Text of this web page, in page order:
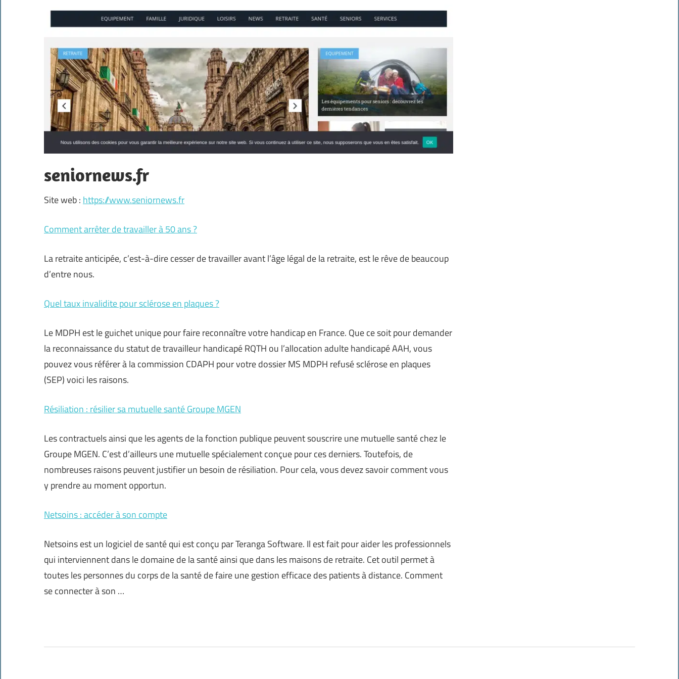
seniornews.fr
Site web :https://www.seniornews.fr
Comment arrêter de travailler à 50 ans ?
La retraite anticipée, c’est-à-dire cesser de travailler avant l’âge légal de la retraite, est le rêve de beaucoup
d’entre nous.
Quel taux invalidite pour sclérose en plaques ?
Le MDPH est le guichet unique pour faire reconnaître votre handicap en France. Que ce soit pour demander
la reconnaissance du statut de travailleur handicapé RQTH ou l’allocation adulte handicapé AAH, vous
pouvez vous référer à la commission CDAPH pour votre dossier MS MDPH refusé sclérose en plaques
(SEP) voici les raisons.
Résiliation : résilier sa mutuelle santé Groupe MGEN
Les contractuels ainsi que les agents de la fonction publique peuvent souscrire une mutuelle santé chez le
Groupe MGEN. C’est d’ailleurs une mutuelle spécialement conçue pour ces derniers. Toutefois, de
nombreuses raisons peuvent justifier un besoin de résiliation. Pour cela, vous devez savoir comment vous
y prendre au moment opportun.
Netsoins : accéder à son compte
Netsoins est un logiciel de santé qui est conçu par Teranga Software. Il est fait pour aider les professionnels
qui interviennent dans le domaine de la santé ainsi que dans les maisons de retraite. Cet outil permet à
toutes les personnes du corps de la santé de faire une gestion efficace des patients à distance. Comment
se connecter à son …